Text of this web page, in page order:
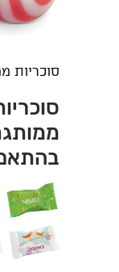
סוכריות